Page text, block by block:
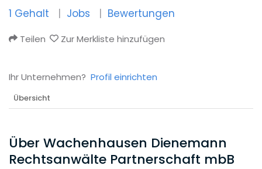
1 Gehalt Jobs Bewertungen
Teilen Zur Merkliste hinzufügen
Ihr Unternehmen? Profil einrichten
Übersicht
Über Wachenhausen Dienemann
Rechtsanwälte Partnerschaft mbB